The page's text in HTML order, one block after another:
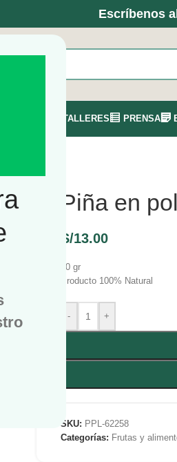
Escríbenos
TALLERES PRENSA
Piña en
S/13.00
50 gr
Producto 100% Natural
- +
SKU: PPL-62258
Categorías: Frutas y